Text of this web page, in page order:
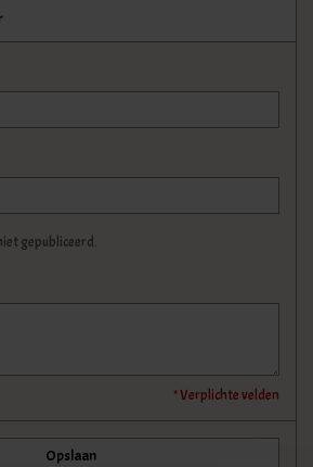
gepubliceerd.
* Verplichte velden
Opslaan